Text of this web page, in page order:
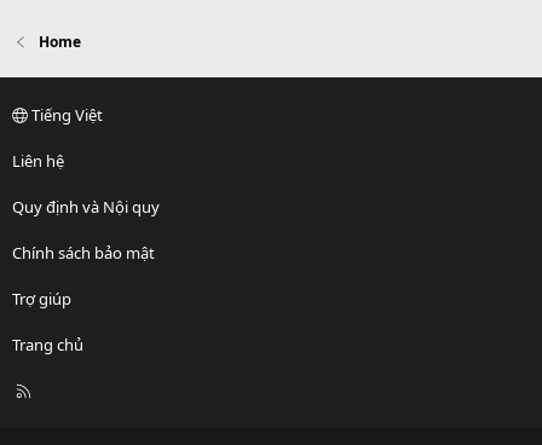
Home
Tiếng Việt
Liên hệ
Quy định và Nội quy
Chính sách bảo mật
Trợ giúp
Trang chủ
R